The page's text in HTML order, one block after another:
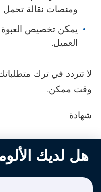
ومنصات نقالة تحمل
يمكن تخصيص العبوة
العميل.
لا تتردد في ترك
وقت ممكن.
شهادة
هل لديك